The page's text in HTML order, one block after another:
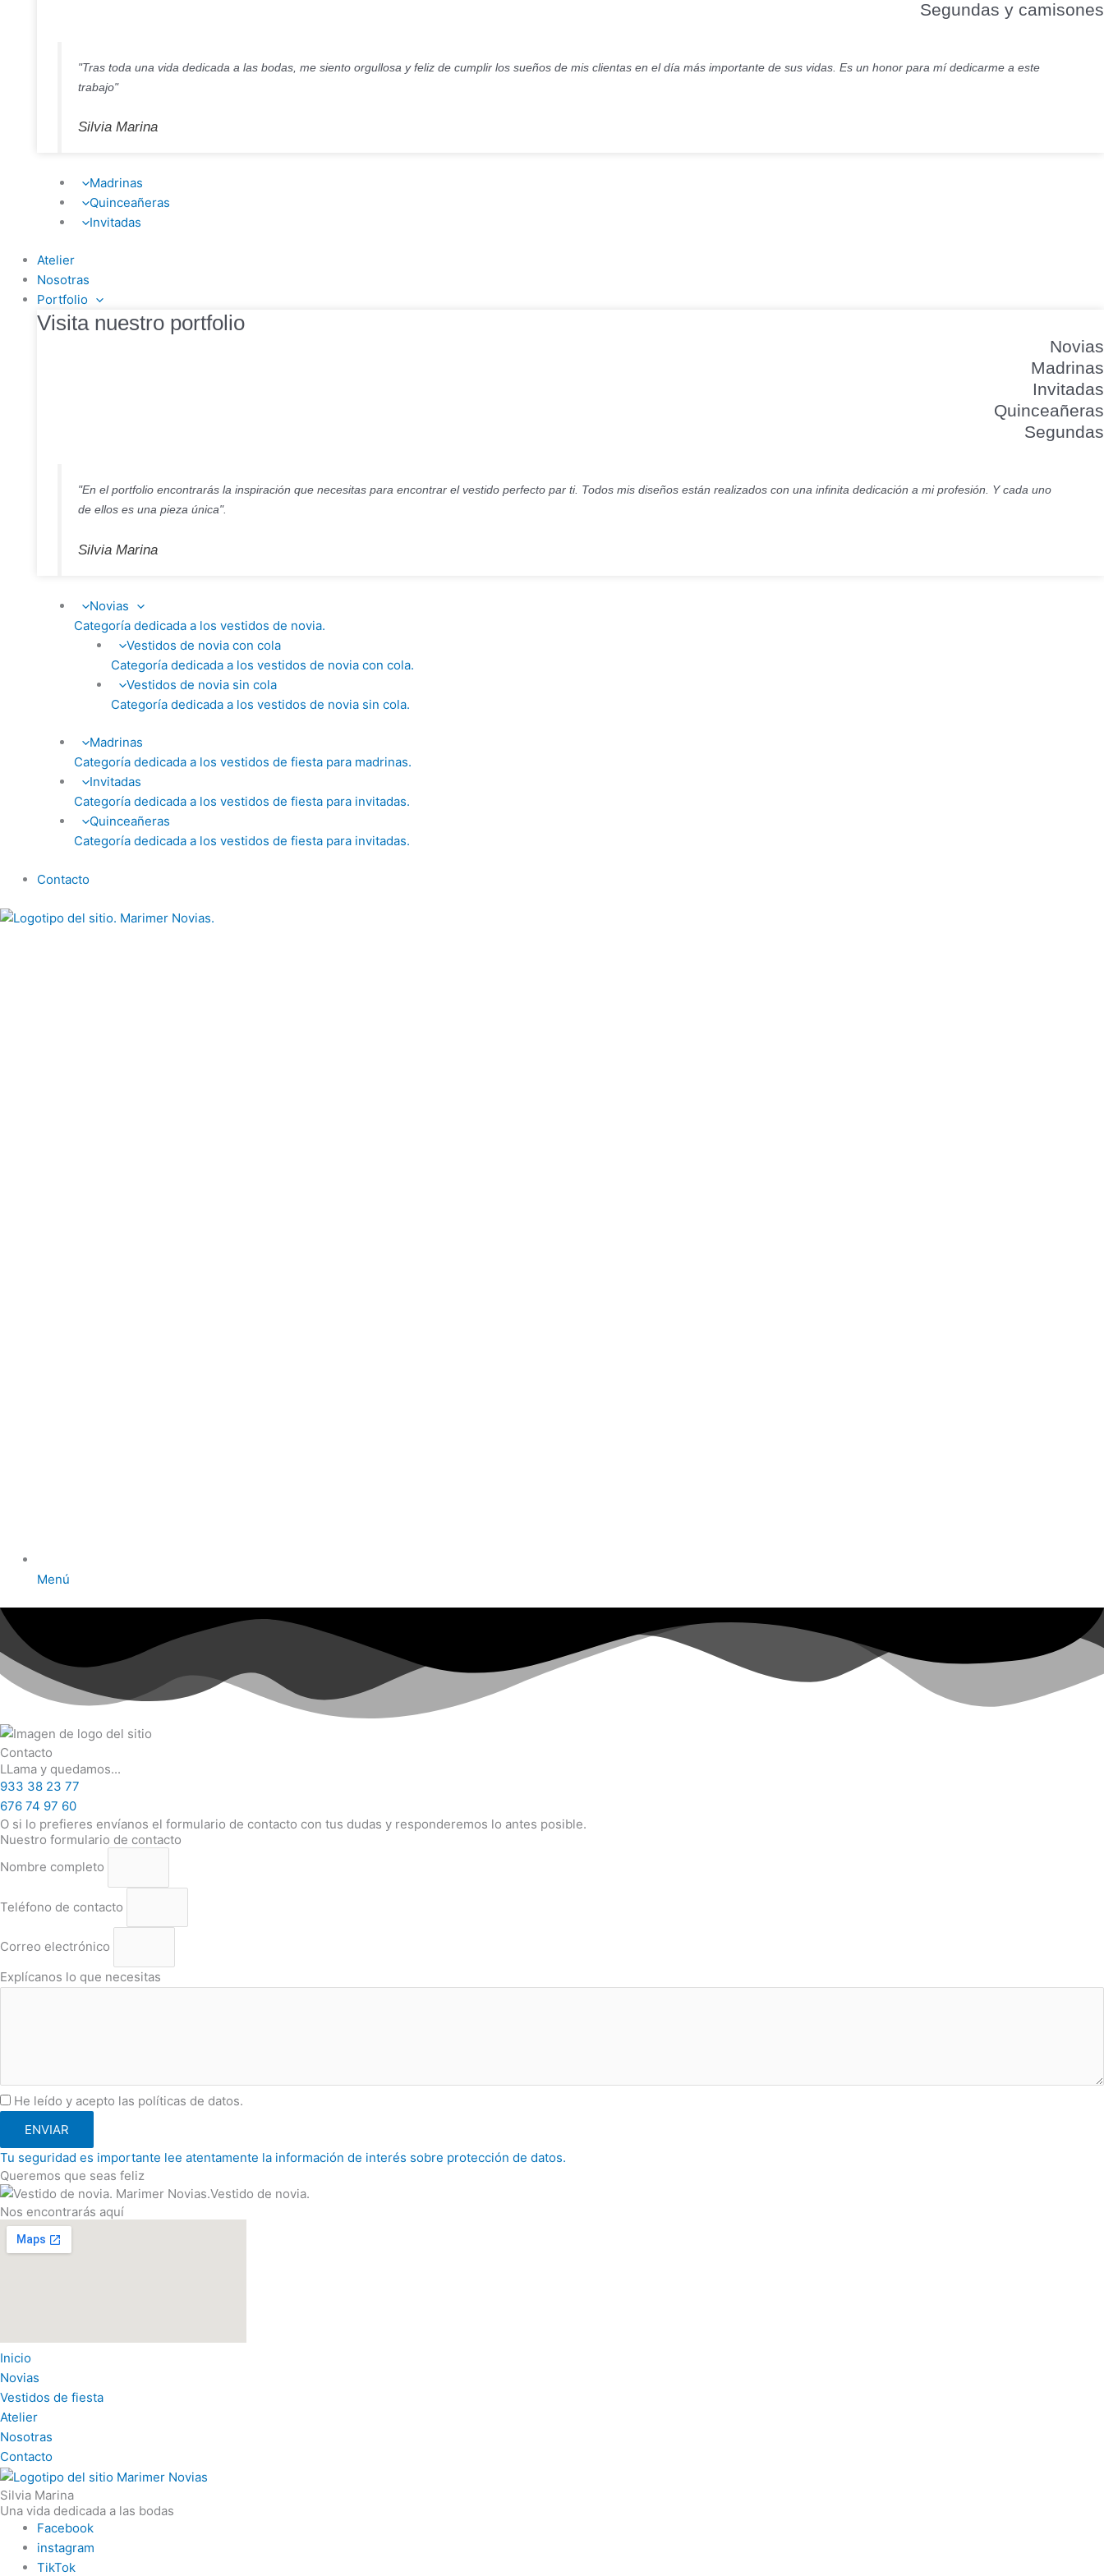
Segundas y camisones
"Tras toda una vida dedicada a las bodas, me siento orgullosa y feliz de cumplir los sueños de mis clientas en el día más importante de sus vidas. Es un honor para mí dedicarme a este
trabajo"
Silvia Marina
Madrinas
Quinceañeras
Invitadas
Atelier
Nosotras
Portfolio
Visita nuestro portfolio
Novias
Madrinas
Invitadas
Quinceañeras
Segundas
"En el portfolio encontrarás la inspiración que necesitas para encontrar el vestido perfecto par ti. Todos mis diseños están realizados con una infinita dedicación a mi profesión. Y cada uno
de ellos es una pieza única".
Silvia Marina
Novias
Categoría dedicada a los vestidos de novia.
Vestidos de novia con cola
Categoría dedicada a los vestidos de novia con cola.
Vestidos de novia sin cola
Categoría dedicada a los vestidos de novia sin cola.
Madrinas
Categoría dedicada a los vestidos de fiesta para madrinas.
Invitadas
Categoría dedicada a los vestidos de fiesta para invitadas.
Quinceañeras
Categoría dedicada a los vestidos de fiesta para invitadas.
Contacto
Menú
Contacto
LLama y quedamos...
933 38 23 77
676 74 97 60
O si lo prefieres envíanos el formulario de contacto con tus dudas y responderemos lo antes posible.
Nuestro formulario de contacto
Nombre completo
Teléfono de contacto
Correo electrónico
Explícanos lo que necesitas
He leído y acepto las políticas de datos.
ENVIAR
Tu seguridad es importante lee atentamente la información de interés sobre protección de datos.
Queremos que seas feliz
Nos encontrarás aquí
Inicio
Novias
Vestidos de fiesta
Atelier
Nosotras
Contacto
Silvia Marina
Una vida dedicada a las bodas
Facebook
instagram
TikTok